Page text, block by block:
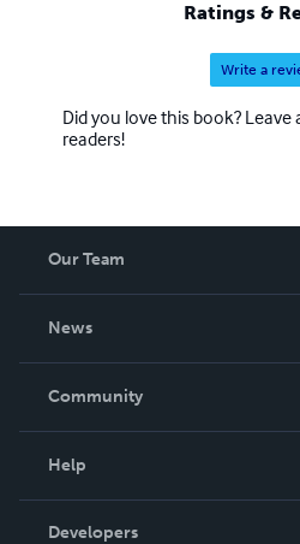
Ratings &
Write a
Did you love this book?
readers!
Our Team
News
In The News
Community
Podcast
Help
Order Lookup
Developers